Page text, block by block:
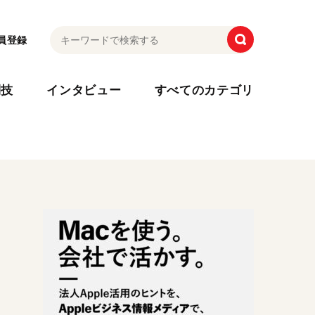
登録
インタビュー すべてのカテゴリ